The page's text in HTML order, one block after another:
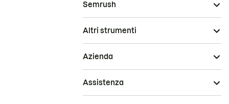
Semrush
Altri strumenti
Azienda
Assistenza